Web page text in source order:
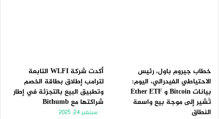
خطاب جيروم باول، رئيس
الاحتياطي الفيدرالي، اليوم:
بيانات Bitcoin و Ether ETF
تُشير إلى موجة بيع واسعة
النطاق
أكدت شركة WLFI التابعة
لترامب إطلاق بطاقة الخصم
وتطبيق البيع بالتجزئة في إطار
شراكتها مع Bithumb
سبتمبر 24, 2025